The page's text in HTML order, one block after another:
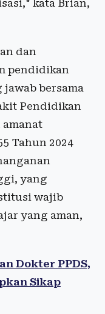
kata Brian,
dan
pendidikan
bersama
Pendidikan
amanat
Tahun 2024
yang
wajib
yang aman,
Dokter PPDS,
Sikap